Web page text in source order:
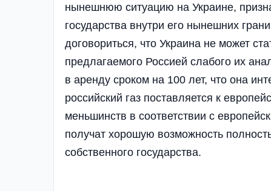
нынешнюю ситуацию на Украине,
государства внутри его нынешних
договориться, что Украина не может
предлагаемого Россией слабого их
в аренду сроком на 100 лет, что она
российский газ поставляется к
меньшинств в соответствии с
получат хорошую возможность
собственного государства.